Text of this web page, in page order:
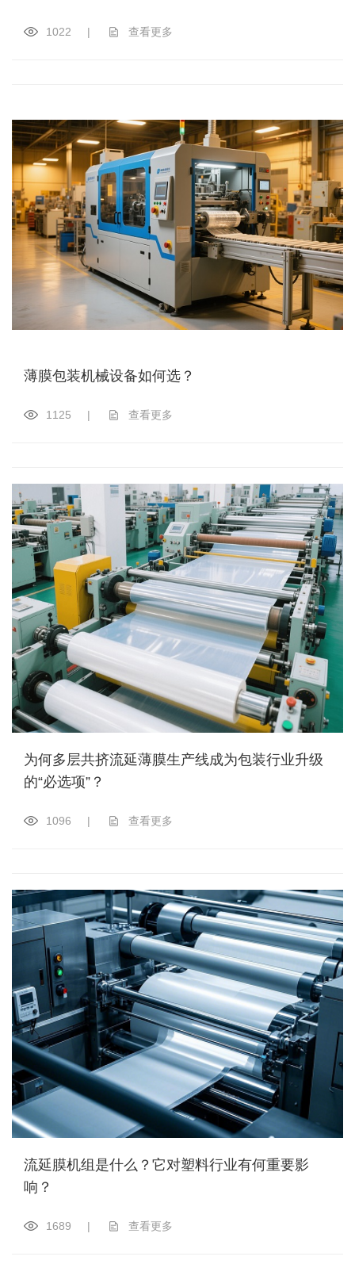
1022 | 查看更多
薄膜包装机械设备如何选？
1125 | 查看更多
为何多层共挤流延薄膜生产线成为包装行业升级
的“必选项”？​
1096 | 查看更多
流延膜机组是什么？它对塑料行业有何重要影
响？
1689 | 查看更多